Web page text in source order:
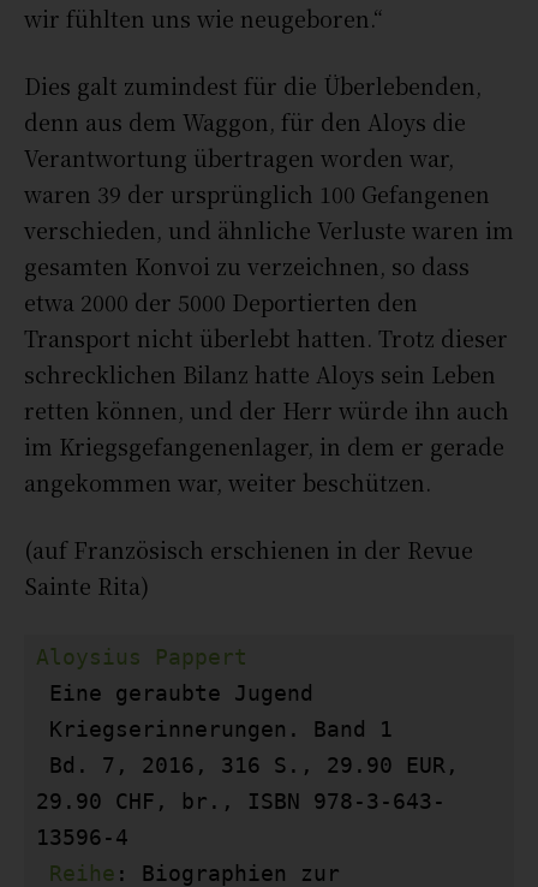
wir fühlten uns wie neugeboren.“
Dies galt zumindest für die Überlebenden,
denn aus dem Waggon, für den Aloys die
Verantwortung übertragen worden war,
waren 39 der ursprünglich 100 Gefangenen
verschieden, und ähnliche Verluste waren im
gesamten Konvoi zu verzeichnen, so dass
etwa 2000 der 5000 Deportierten den
Transport nicht überlebt hatten. Trotz dieser
schrecklichen Bilanz hatte Aloys sein Leben
retten können, und der Herr würde ihn auch
im Kriegsgefangenenlager, in dem er gerade
angekommen war, weiter beschützen.
(auf Französisch erschienen in der Revue
Sainte Rita)
Aloysius Pappert
Eine geraubte Jugend
29.90 CHF, br., ISBN 978-3-643-
13596-4
Reihe : Biographien zur